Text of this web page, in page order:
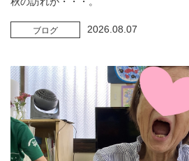
ブログ 2026.08.07